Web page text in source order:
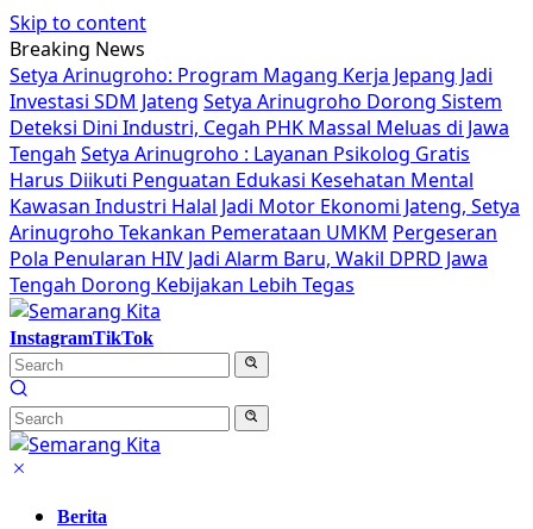
Skip to content
Breaking News
Setya Arinugroho: Program Magang Kerja Jepang Jadi
Investasi SDM Jateng Setya Arinugroho Dorong Sistem
Deteksi Dini Industri, Cegah PHK Massal Meluas di Jawa
Tengah Setya Arinugroho : Layanan Psikolog Gratis
Harus Diikuti Penguatan Edukasi Kesehatan Mental
Kawasan Industri Halal Jadi Motor Ekonomi Jateng, Setya
Arinugroho Tekankan Pemerataan UMKM Pergeseran
Pola Penularan HIV Jadi Alarm Baru, Wakil DPRD Jawa
Tengah Dorong Kebijakan Lebih Tegas
InstagramTikTok
Berita